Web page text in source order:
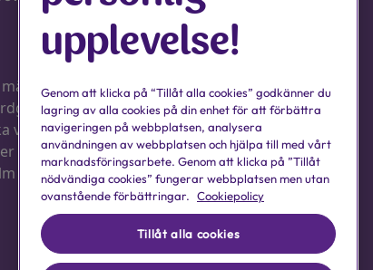
upplevelse!
Genom att klicka på “Tillåt alla cookies” godkänner du
lagring av alla cookies på din enhet för att förbättra
navigeringen på webbplatsen, analysera
användningen av webbplatsen och hjälpa till med vårt
marknadsföringsarbete. Genom att klicka på ”Tillåt
nödvändiga cookies” fungerar webbplatsen men utan
ovanstående förbättringar. Cookiepolicy
Tillåt alla cookies